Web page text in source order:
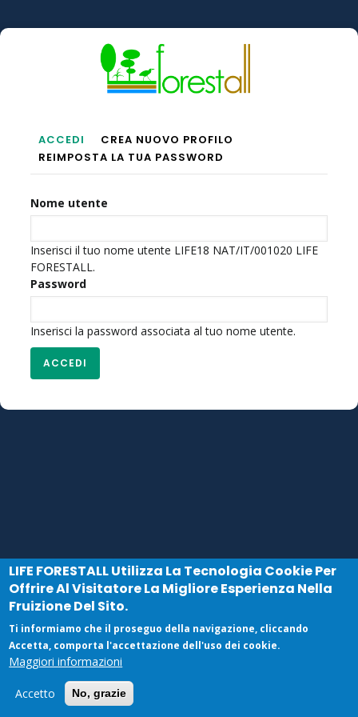
al
Schede
Primarie
ACCEDI
(SCHEDA
ATTIVA)
CREA NUOVO PROFILO
REIMPOSTA LA TUA PASSWORD
Nome utente
Inserisci il tuo nome utente LIFE18 NAT/IT/001020 LIFE
FORESTALL.
Password
Inserisci la password associata al tuo nome utente.
LIFE FORESTALLUtilizza La Tecnologia Cookie Per
Offrire Al Visitatore La Migliore Esperienza Nella
Fruizione Del Sito.
Ti informiamo che il proseguo della navigazione, cliccando
Accetta, comporta l'accettazione dell'uso dei cookie.
Maggiori informazioni
Accetto No, grazie